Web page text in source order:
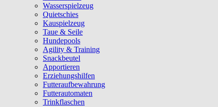
Wasserspielzeug
Quietschies
Kauspielzeug
Taue & Seile
Hundepools
Agility & Training
Snackbeutel
Apportieren
Erziehungshilfen
Futteraufbewahrung
Futterautomaten
Trinkflaschen